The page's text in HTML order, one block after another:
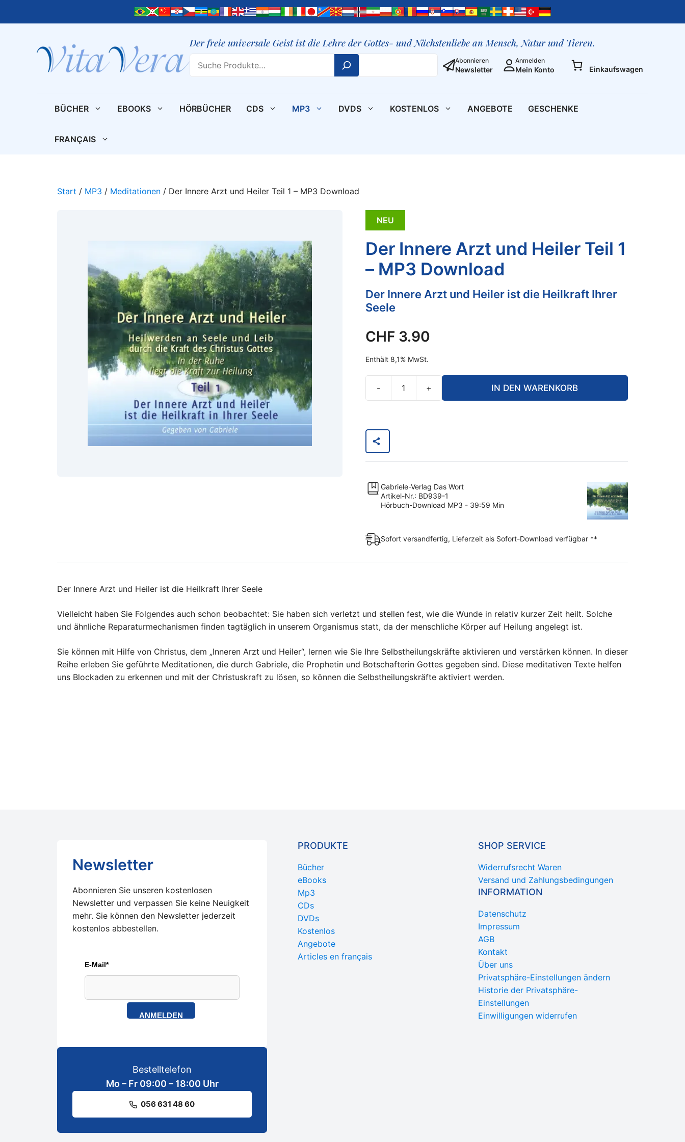
Der freie universale Geist ist die Lehre der Gottes- und Nächstenliebe an Mensch, Natur und Tieren.
Search Abonnieren
Newsletter
Anmelden
Mein Konto Einkaufswagen
BÜCHER EBOOKS HÖRBÜCHER CDS MP3 DVDS KOSTENLOS ANGEBOTE GESCHENKE
FRANÇAIS
Start / MP3 / Meditationen / Der Innere Arzt und Heiler Teil 1 – MP3 Download
NEU
Der Innere Arzt und Heiler Teil 1
– MP3 Download
Der Innere Arzt und Heiler ist die Heilkraft Ihrer
Seele
CHF 3.90
Enthält 8,1% MwSt.
-
und
Heiler
–
MP3
Download
Menge
+ IN DEN WARENKORB
Gabriele-Verlag Das Wort
Artikel-Nr.: BD939-1
Hörbuch-Download MP3 - 39:59 Min
Sofort versandfertig, Lieferzeit als Sofort-Download verfügbar **
Der Innere Arzt und Heiler ist die Heilkraft Ihrer Seele
Vielleicht haben Sie Folgendes auch schon beobachtet: Sie haben sich verletzt und stellen fest, wie die Wunde in relativ kurzer Zeit heilt. Solche
und ähnliche Reparaturmechanismen finden tagtäglich in unserem Organismus statt, da der menschliche Körper auf Heilung angelegt ist.
Sie können mit Hilfe von Christus, dem „Inneren Arzt und Heiler“, lernen wie Sie Ihre Selbstheilungskräfte aktivieren und verstärken können. In dieser
Reihe erleben Sie geführte Meditationen, die durch Gabriele, die Prophetin und Botschafterin Gottes gegeben sind. Diese meditativen Texte helfen
uns Blockaden zu erkennen und mit der Christuskraft zu lösen, so können die Selbstheilungskräfte aktiviert werden.
Newsletter
Abonnieren Sie unseren kostenlosen
Newsletter und verpassen Sie keine Neuigkeit
mehr. Sie können den Newsletter jederzeit
kostenlos abbestellen.
E-Mail*
ANMELDEN
Bestelltelefon
Mo – Fr 09:00 – 18:00 Uhr
056 631 48 60
PRODUKTE
Bücher
eBooks
Mp3
CDs
DVDs
Kostenlos
Angebote
Articles en français
SHOP SERVICE
Widerrufsrecht Waren
Versand und Zahlungsbedingungen
INFORMATION
Datenschutz
Impressum
AGB
Kontakt
Über uns
Privatsphäre-Einstellungen ändern
Historie der Privatsphäre-
Einstellungen
Einwilligungen widerrufen
Arzt
und
Teil
–
Menge